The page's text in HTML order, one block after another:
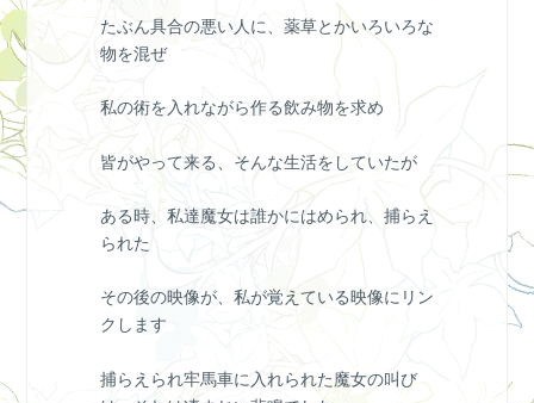
たぶん具合の悪い人に、薬草とかいろいろな
物を混ぜ
私の術を入れながら作る飲み物を求め
皆がやって来る、そんな生活をしていたが
ある時、私達魔女は誰かにはめられ、捕らえ
られた
その後の映像が、私が覚えている映像にリン
クします
捕らえられ牢馬車に入れられた魔女の叫び